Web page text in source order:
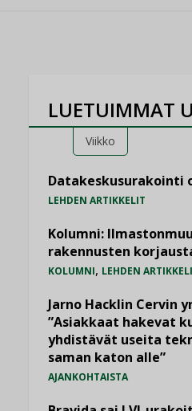
LUETUIMMAT
Viikko
Datakeskusurakointi
LEHDEN ARTIKKELIT
Kolumni:
rakennusten
KOLUMNI, LEHDEN
Jarno Hacklin Cervin
”Asiakkaat hakevat
yhdistävät useita
saman katon alle”
AJANKOHTAISTA